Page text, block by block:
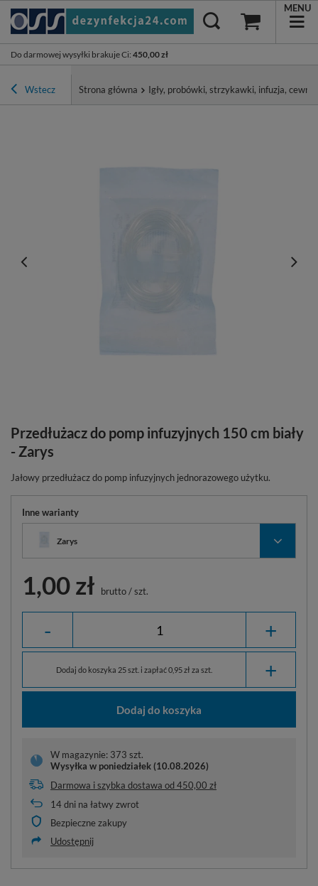
Do darmowej wysyłki brakuje Ci: 450,00 zł
MENU
Wstecz Strona główna Igły, probówki, strzykawki, infuzja,
Przedłużacz do pomp infuzyjnych 150 cm biały
- Zarys
Jałowy przedłużacz do pomp infuzyjnych jednorazowego użytku.
Inne warianty
Zarys
1,00 zł brutto/szt.
- +
Dodaj do koszyka 25 szt. i zapłać 0,95 zł za szt. +
Dodaj do koszyka
W magazynie: 373 szt.
Wysyłka w poniedziałek (10.08.2026)
Darmowa i szybka dostawa od450,00 zł
14dni na łatwy zwrot
Bezpieczne zakupy
Udostępnij